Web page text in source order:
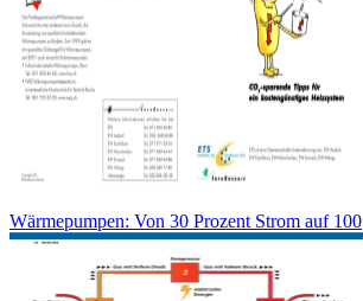
Wärmepumpen: Von 30 Prozent Strom auf 100